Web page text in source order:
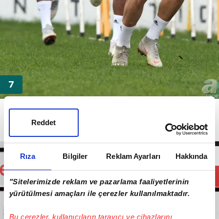
Rıza Bilgiler Reklam Ayarları Hakkında
"Sitelerimizde reklam ve pazarlama faaliyetlerinin
yürütülmesi amaçları ile çerezler kullanılmaktadır.
Bu çerezler, kullanıcıların tarayıcı ve cihazlarını
Reddet
YÖNETİM FİYATI AŞAĞI ÇEKTİ!
Siyah-beyazlı yönetim, Hollandalı yıldıza yaptığı
teklifi aşağı çekti.